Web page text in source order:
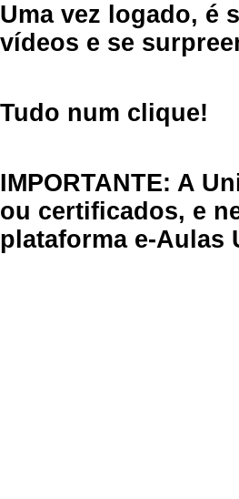
Uma vez logado, é
vídeos e se
Tudo num clique!
IMPORTANTE: A
ou certificados, e
plataforma e-Aulas